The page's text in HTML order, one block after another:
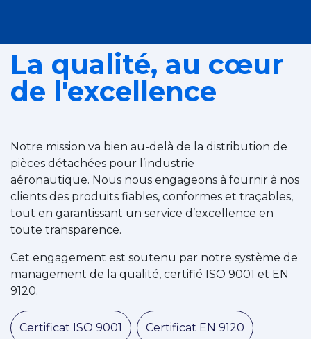
La qualité, au cœur
de l'excellence
Notre mission va bien au-delà de la distribution de
pièces détachées pour l’industrie
aéronautique. Nous nous engageons à fournir à nos
clients des produits fiables, conformes et traçables,
tout en garantissant un service d’excellence en
toute transparence.
Cet engagement est soutenu par notre système de
management de la qualité, certifié ISO 9001 et EN
9120.
Certificat ISO 9001 Certificat EN 9120